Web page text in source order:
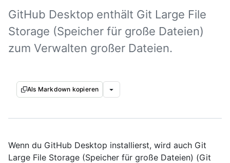
GitHub Desktop enthält Git Large File
Storage (Speicher für große Dateien)
zum Verwalten großer Dateien.
Als Markdown kopieren
Wenn du GitHub Desktop installierst, wird auch Git
Large File Storage (Speicher für große Dateien) (Git